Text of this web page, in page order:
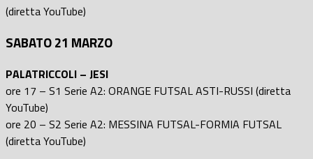
(diretta YouTube)
SABATO 21 MARZO
PALATRICCOLI – JESI
ore 17 – S1 Serie A2: ORANGE FUTSAL ASTI-RUSSI (diretta
YouTube)
ore 20 – S2 Serie A2: MESSINA FUTSAL-FORMIA FUTSAL
(diretta YouTube)